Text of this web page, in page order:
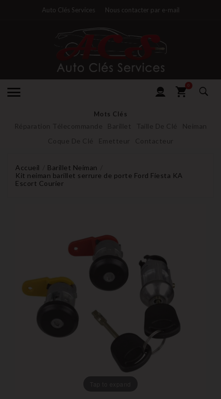
Auto Clés Services Nous contacter par e-mail
0
Mots Clés
Réparation Télecommande Barillet Taille De Clé
Neiman
Coque De Clé
Emetteur Contacteur
Accueil
Barillet Neiman
Kit neiman barillet serrure de porte Ford Fiesta KA
Escort Courier